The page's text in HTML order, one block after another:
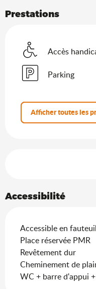
Prestations
Accès
Parking
Afficher toutes les
Accessibilité
Accessible en
Place réservée PMR
Revêtement dur
Cheminement de
WC + barre d'appui